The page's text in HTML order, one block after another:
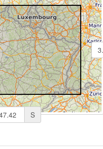
S